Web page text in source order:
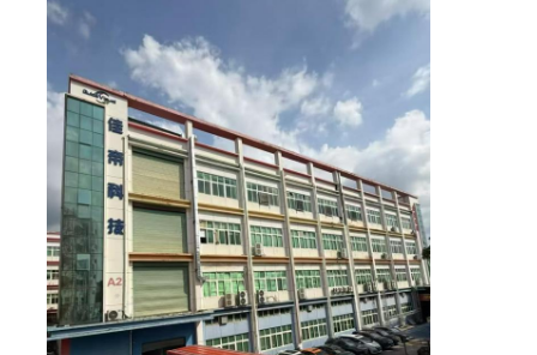
ป้ายโฆษณากลางแจ้ง